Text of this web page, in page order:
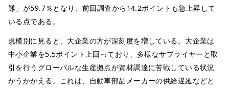
難」が59.7％となり、前回調査から14.2ポイントも急上昇して
いる点である。
規模別に見ると、大企業の方が深刻度を増している。大企業は
中小企業を5.5ポイント上回っており、多様なサプライヤーと取
引を行うグローバルな生産拠点が資材調達に苦戦している状況
がうかがえる。これは、自動車部品メーカーの供給遅延などと